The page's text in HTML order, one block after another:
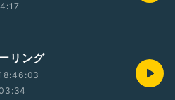
リング